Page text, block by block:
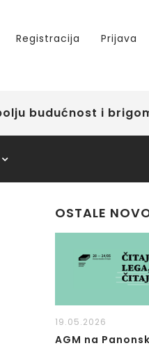
Registracija Prijava
budućnost i
OSTALE
19.05.2026
AGM na